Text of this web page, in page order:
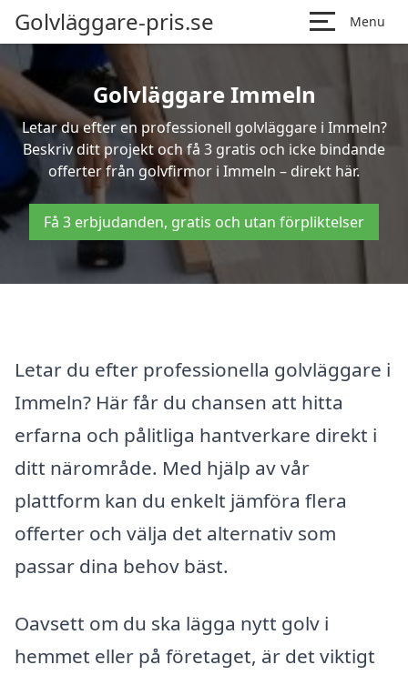
Golvläggare-pris.se Menu
Golvläggare Immeln
Letar du efter en professionell golvläggare i Immeln?
Beskriv ditt projekt och få 3 gratis och icke bindande
offerter från golvfirmor i Immeln – direkt här.
Få 3 erbjudanden, gratis och utan förpliktelser
Letar du efter professionella golvläggare i
Immeln? Här får du chansen att hitta
erfarna och pålitliga hantverkare direkt i
ditt närområde. Med hjälp av vår
plattform kan du enkelt jämföra flera
offerter och välja det alternativ som
passar dina behov bäst.
Oavsett om du ska lägga nytt golv i
hemmet eller på företaget, är det viktigt